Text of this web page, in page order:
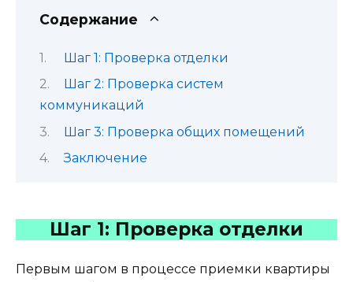
Содержание
Шаг 1: Проверка отделки
Шаг 2: Проверка систем
коммуникаций
Шаг 3: Проверка общих помещений
Заключение
Шаг 1: Проверка отделки
Первым шагом в процессе приемки квартиры